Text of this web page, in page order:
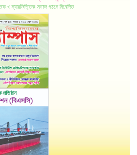
ও ন্যায়ভিত্তিক সমাজ গঠনে নিবেদিত